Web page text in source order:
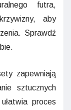
futra,
aby
Sprawdź
zapewniają
sztucznych
proces